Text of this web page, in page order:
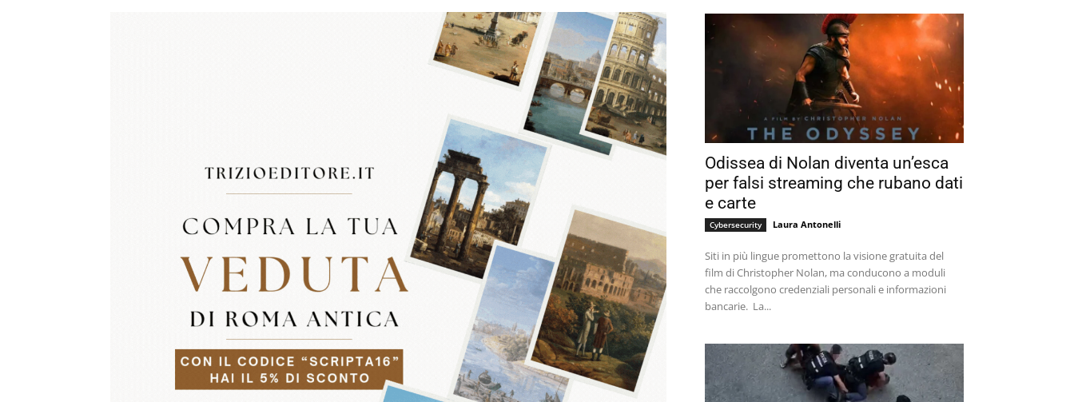
Odissea di Nolan diventa un’esca
per falsi streaming che rubano dati
e carte
Cybersecurity Laura Antonelli
Siti in più lingue promettono la visione gratuita del
film di Christopher Nolan, ma conducono a moduli
che raccolgono credenziali personali e informazioni
bancarie. La...